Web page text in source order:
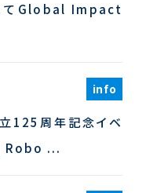
てGlobal Impact
info
125周年記念イベ
| Robo ...